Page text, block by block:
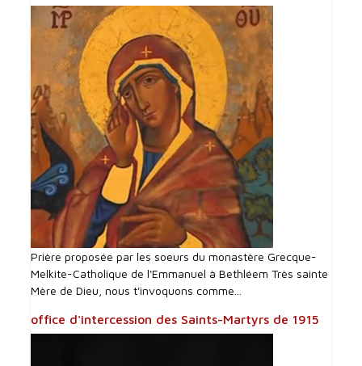
Prière proposée par les soeurs du monastère Grecque-
Melkite-Catholique de l'Emmanuel à Bethléem Très sainte
Mère de Dieu, nous t'invoquons comme...
office d'intercession des Saints-Martyrs de 1915